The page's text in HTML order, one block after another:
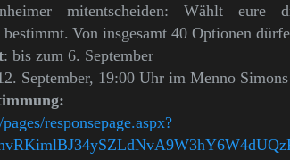
mitentscheiden: Wählt
bestimmt. Von insgesamt 40 Optionen
: bis zum 6. September
September, 19:00 Uhr im Menno
responsepage.aspx?